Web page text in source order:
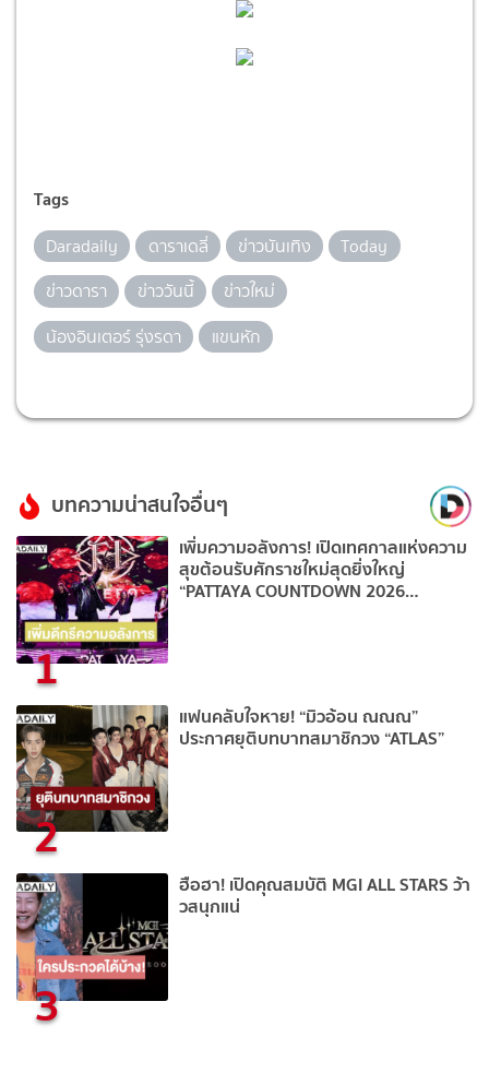
Tags
Daradaily ดาราเดลี่ ข่าวบันเทิง
Today
ข่าวดารา
ข่าววันนี้
ข่าวใหม่
น้องอินเตอร์ รุ่งรดา
แขนหัก
บทความน่าสนใจอื่นๆ
1
เพิ่มความอลังการ! เปิดเทศกาลแห่งความ
สุขต้อนรับศักราชใหม่สุดยิ่งใหญ่
“PATTAYA COUNTDOWN 2026
2
แฟนคลับใจหาย! “มิวอ้อน ณณณ”
ประกาศยุติบทบาทสมาชิกวง “ATLAS”
3
ฮือฮา! เปิดคุณสมบัติ MGI ALL STARS ว้า
วสนุกแน่